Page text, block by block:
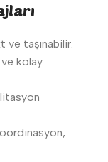
taşınabilir.
ve kolay